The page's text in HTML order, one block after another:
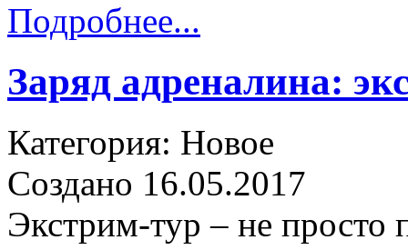
Подробнее...
Заряд адреналина:
Категория: Новое
Создано 16.05.2017
Экстрим-тур – не просто